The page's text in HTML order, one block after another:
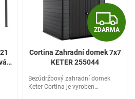
Z
D
A
ZDARMA
Cortina Zahradní domek 7x7
KETER 255044
Bezúdržbový zahradní domek
Keter Cortina je vyroben